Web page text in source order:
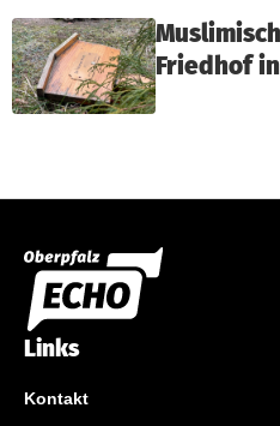
Friedhof
Links
Kontakt